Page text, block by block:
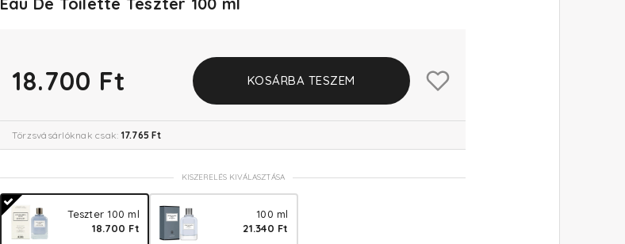
18.700 Ft KOSÁRBA TESZEM
Törzsvásárlóknak csak: 17.765 Ft
KISZERELÉS KIVÁLASZTÁSA
Teszter 100 ml
18.700 Ft
100 ml
21.340 Ft